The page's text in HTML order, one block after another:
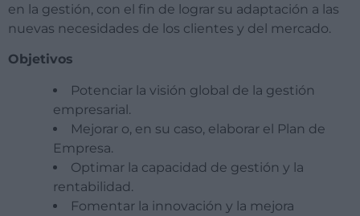
en la gestión, con el fin de lograr su adaptación a las
nuevas necesidades de los clientes y del mercado.
Objetivos
Potenciar la visión global de la gestión
empresarial.
Mejorar o, en su caso, elaborar el Plan de
Empresa.
Optimar la capacidad de gestión y la
rentabilidad.
Fomentar la innovación y la mejora